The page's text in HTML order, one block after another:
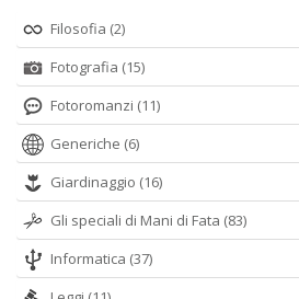
Filosofia (2)
Fotografia (15)
Fotoromanzi (11)
Generiche (6)
Giardinaggio (16)
Gli speciali di Mani di Fata (83)
Informatica (37)